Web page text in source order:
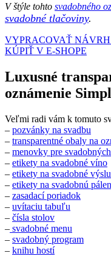
V štýle tohto svadobného
svadobné tlačoviny.
VYPRACOVAŤ
KÚPIŤ V E-SHOPE
Luxusné
oznámenie
Veľmi radi vám k tomuto
– pozvánky na svadbu
– transparentné obaly na
– menovky pre
– etikety na svadobné víno
– etikety na svadobné
– etikety na svadobnú
– zasadací poriadok
– uvítaciu tabuľu
– čísla stolov
– svadobné menu
– svadobný program
– knihu hostí